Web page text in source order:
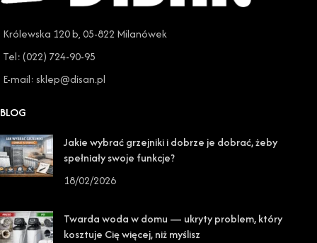
Królewska 120 b, 05-822 Milanówek
Tel: (022) 724-90-95
E-mail: sklep@disan.pl
BLOG
Jakie wybrać grzejniki i dobrze je dobrać, żeby
spełniały swoje funkcje?
18/02/2026
Twarda woda w domu — ukryty problem, który
kosztuje Cię więcej, niż myślisz